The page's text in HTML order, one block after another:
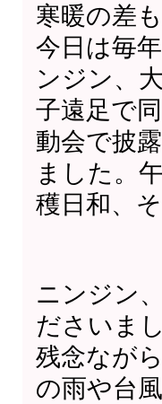
寒暖の差
今日は毎
ンジン、
子遠足で
動会で披
ました。
穫日和、
ニンジン
ださいま
残念なが
の雨や台